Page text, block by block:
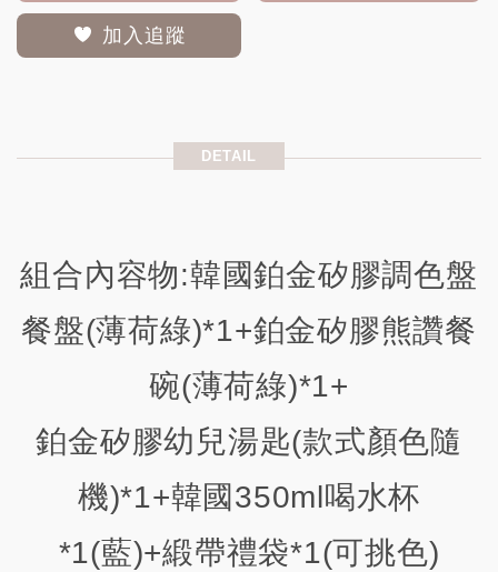
加入追蹤
DETAIL
組合內容物:韓國鉑金矽膠調色盤
餐盤(薄荷綠)*1+鉑金矽膠熊讚餐
碗(薄荷綠)*1+
鉑金矽膠幼兒湯匙(款式顏色隨
機)*1+韓國350ml喝水杯
*1(藍)+緞帶禮袋*1(可挑色)